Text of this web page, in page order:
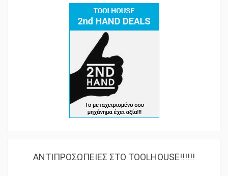
ΑΝΤΙΠΡΟΣΩΠΕΙΕΣ ΣΤΟ TOOLHOUSE!!!!!!